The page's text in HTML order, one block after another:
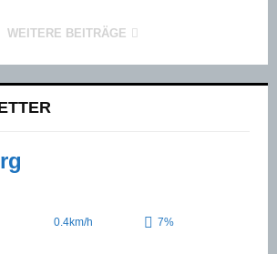
WEITERE BEITRÄGE
0.4km/h 7%